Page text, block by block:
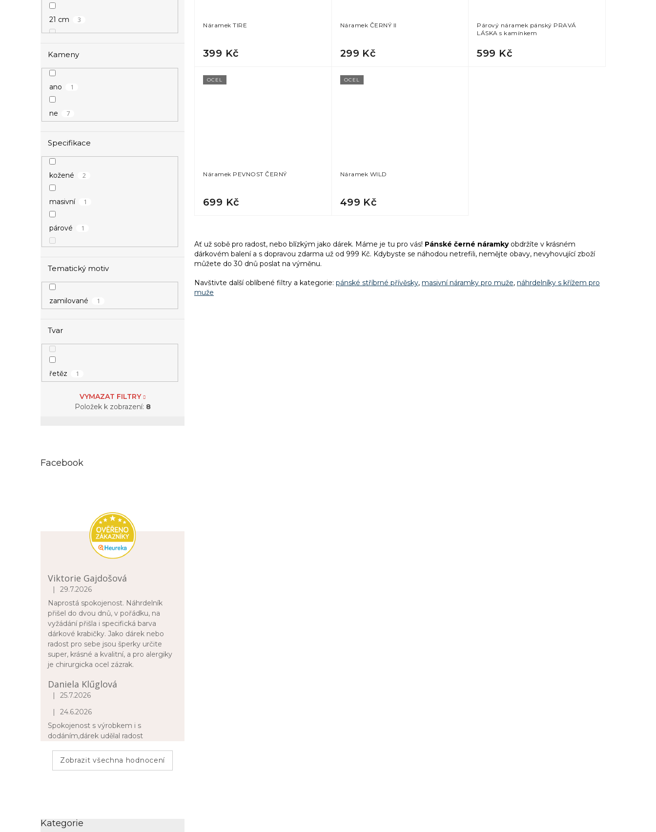
21 cm 3
22 cm 6
Kameny
ano 1
ne 7
Specifikace
kožené 2
masivní 1
párové 1
Tematický motiv
zamilované 1
Tvar
řetěz 1
VYMAZAT FILTRY
Položek k zobrazení: 8
Facebook
Viktorie Gajdošová
Hodnocení obchodu je 5 z 5 hvězdiček.
29.7.2026
Naprostá spokojenost. Náhrdelník
přišel do dvou dnů, v pořádku, na
vyžádání přišla i specifická barva
dárkové krabičky. Jako dárek nebo
radost pro sebe jsou šperky určite
super, krásné a kvalitní, a pro alergiky
je chirurgicka ocel zázrak.
Daniela Klűglová
Hodnocení obchodu je 5 z 5 hvězdiček.
25.7.2026
Hodnocení obchodu je 5 z 5 hvězdiček.
24.6.2026
Spokojenost s výrobkem i s
dodáním,dárek udělal radost
Zobrazit všechna hodnocení
Přeskočit
Kategorie
Náramek TIRE
399 Kč
Náramek ČERNÝ II
299 Kč
Párový náramek pánský PRAVÁ
LÁSKA s kamínkem
599 Kč
OCEL
Náramek PEVNOST ČERNÝ
699 Kč
OCEL
Náramek WILD
499 Kč
l
á
c
Ať už sobě pro radost, nebo blízkým jako dárek. Máme je tu pro vás! Pánské černé náramky obdržíte v krásném
dárkovém balení a s dopravou zdarma už od 999 Kč. Kdybyste se náhodou netrefili, nemějte obavy, nevyhovující zboží
můžete do 30 dnů poslat na výměnu.
Navštivte další oblíbené filtry a kategorie: pánské stříbrné přívěsky, masivní náramky pro muže, náhrdelníky s křížem pro
muže